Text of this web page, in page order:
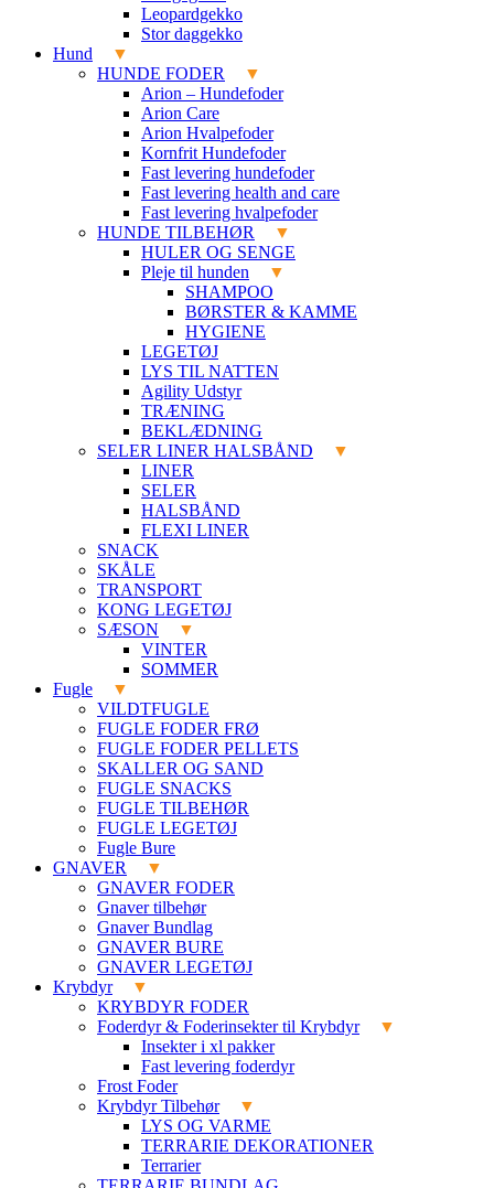
Leopardgekko
Stor daggekko
Hund
HUNDE FODER
Arion – Hundefoder
Arion Care
Arion Hvalpefoder
Kornfrit Hundefoder
Fast levering hundefoder
Fast levering health and care
Fast levering hvalpefoder
HUNDE TILBEHØR
HULER OG SENGE
Pleje til hunden
SHAMPOO
BØRSTER & KAMME
HYGIENE
LEGETØJ
LYS TIL NATTEN
Agility Udstyr
TRÆNING
BEKLÆDNING
SELER LINER HALSBÅND
LINER
SELER
HALSBÅND
FLEXI LINER
SNACK
SKÅLE
TRANSPORT
KONG LEGETØJ
SÆSON
VINTER
SOMMER
Fugle
VILDTFUGLE
FUGLE FODER FRØ
FUGLE FODER PELLETS
SKALLER OG SAND
FUGLE SNACKS
FUGLE TILBEHØR
FUGLE LEGETØJ
Fugle Bure
GNAVER
GNAVER FODER
Gnaver tilbehør
Gnaver Bundlag
GNAVER BURE
GNAVER LEGETØJ
Krybdyr
KRYBDYR FODER
Foderdyr & Foderinsekter til Krybdyr
Insekter i xl pakker
Fast levering foderdyr
Frost Foder
Krybdyr Tilbehør
LYS OG VARME
TERRARIE DEKORATIONER
Terrarier